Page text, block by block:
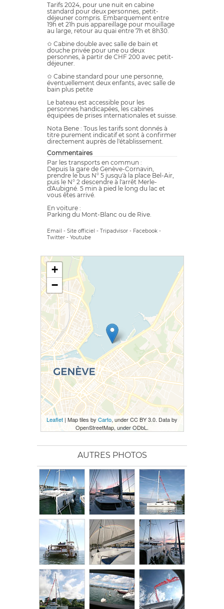
Tarifs 2024, pour une nuit en cabine
standard pour deux personnes, petit-
déjeuner compris. Embarquement entre
19h et 21h puis appareillage pour mouillage
au large, retour au quai entre 7h et 8h30.
✩ Cabine double avec salle de bain et
douche privée pour une ou deux
personnes, à partir de CHF 200 avec petit-
déjeuner.
✩ Cabine standard pour une personne,
éventuellement deux enfants, avec salle de
bain plus petite
Le bateau est accessible pour les
personnes handicapées, les cabines
équipées de prises internationales et suisse.
Nota Bene : Tous les tarifs sont donnés à
titre purement indicatif et sont à confirmer
directement auprès de l'établissement.
Commentaires
Par les transports en commun :
Depuis la gare de Genève-Cornavin,
prendre le bus N° 5 jusqu'à la place Bel-Air,
puis le N° 2 descendre à l'arrêt Merle-
d'Aubigné. 5 min à pied le long du lac et
vous êtes arrivé.
En voiture :
Parking du Mont-Blanc ou de Rive.
Email - Site officiel - Tripadvisor - Facebook -
Twitter - Youtube
+
−
Leaflet | Map tiles byCarto, under CC BY 3.0. Data by
OpenStreetMap, under ODbL.
AUTRES PHOTOS